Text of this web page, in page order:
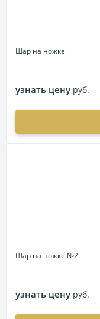
Шар на ножке
узнать цену руб.
Шар на ножке №2
узнать цену руб.